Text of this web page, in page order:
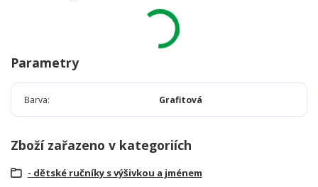
Parametry
Barva Grafitová
Zboží zařazeno v kategoriích
- dětské ručníky s výšivkou a jménem